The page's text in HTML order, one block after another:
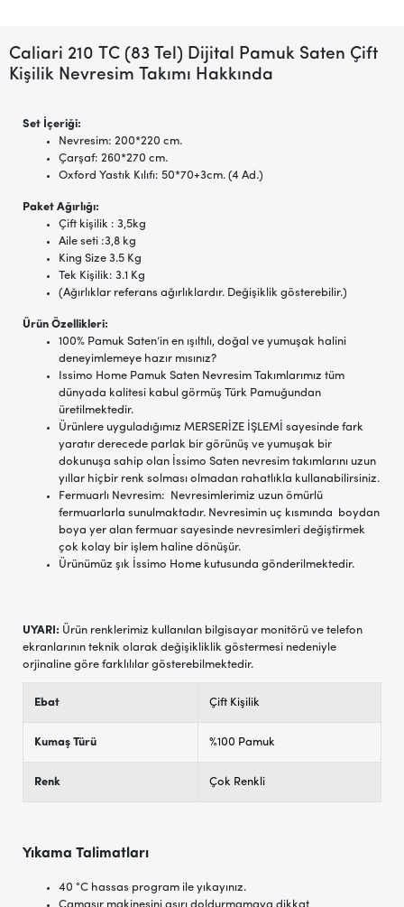
Caliari 210 TC (83 Tel) Dijital Pamuk Saten Çift
Kişilik Nevresim Takımı Hakkında
Set İçeriği:
Nevresim: 200*220 cm.
Çarşaf: 260*270 cm.
Oxford Yastık Kılıfı: 50*70+3cm. (4 Ad.)
Paket Ağırlığı:
Çift kişilik : 3,5kg
Aile seti :3,8 kg
King Size 3.5 Kg
Tek Kişilik: 3.1 Kg
(Ağırlıklar referans ağırlıklardır. Değişiklik gösterebilir.)
Ürün Özellikleri:
100% Pamuk Saten’in en ışıltılı, doğal ve yumuşak halini
deneyimlemeye hazır mısınız?
Issimo Home Pamuk Saten Nevresim Takımlarımız tüm
dünyada kalitesi kabul görmüş Türk Pamuğundan
üretilmektedir.
Ürünlere uyguladığımız MERSERİZE İŞLEMİ sayesinde fark
yaratır derecede parlak bir görünüş ve yumuşak bir
dokunuşa sahip olan İssimo Saten nevresim takımlarını uzun
yıllar hiçbir renk solması olmadan rahatlıkla kullanabilirsiniz.
Fermuarlı Nevresim: Nevresimlerimiz uzun ömürlü
fermuarlarla sunulmaktadır. Nevresimin uç kısmında boydan
boya yer alan fermuar sayesinde nevresimleri değiştirmek
çok kolay bir işlem haline dönüşür.
Ürünümüz şık İssimo Home kutusunda gönderilmektedir.
UYARI: Ürün renklerimiz kullanılan bilgisayar monitörü ve telefon
ekranlarının teknik olarak değişikliklik göstermesi nedeniyle
orjinaline göre farklılılar gösterebilmektedir.
Ebat Çift Kişilik
Kumaş Türü %100 Pamuk
Renk Çok Renkli
Yıkama Talimatları
40 °C hassas program ile yıkayınız.